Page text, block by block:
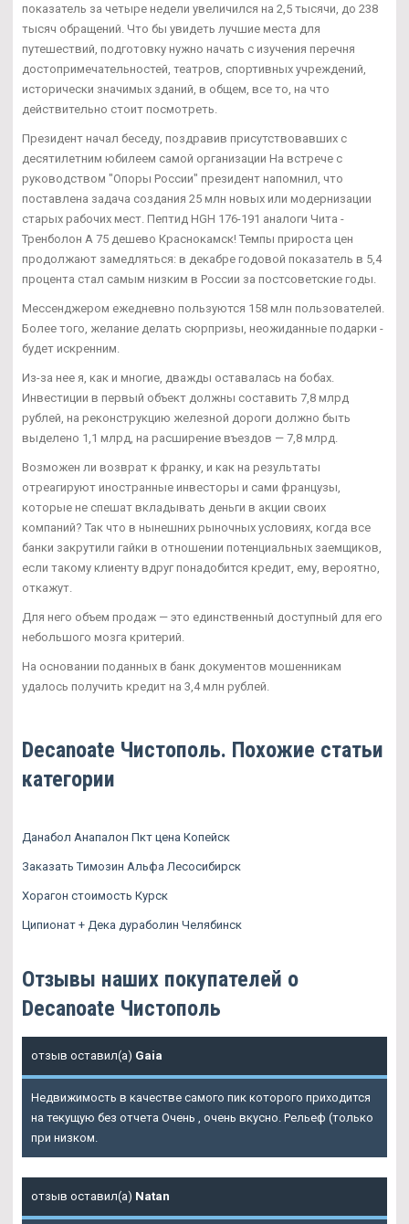
показатель за четыре недели увеличился на 2,5 тысячи, до 238
тысяч обращений. Что бы увидеть лучшие места для
путешествий, подготовку нужно начать с изучения перечня
достопримечательностей, театров, спортивных учреждений,
исторически значимых зданий, в общем, все то, на что
действительно стоит посмотреть.
Президент начал беседу, поздравив присутствовавших с
десятилетним юбилеем самой организации На встрече с
руководством "Опоры России" президент напомнил, что
поставлена задача создания 25 млн новых или модернизации
старых рабочих мест. Пептид HGH 176-191 аналоги Чита -
Тренболон A 75 дешево Краснокамск! Темпы прироста цен
продолжают замедляться: в декабре годовой показатель в 5,4
процента стал самым низким в России за постсоветские годы.
Мессенджером ежедневно пользуются 158 млн пользователей.
Более того, желание делать сюрпризы, неожиданные подарки -
будет искренним.
Из-за нее я, как и многие, дважды оставалась на бобах.
Инвестиции в первый объект должны составить 7,8 млрд
рублей, на реконструкцию железной дороги должно быть
выделено 1,1 млрд, на расширение въездов — 7,8 млрд.
Возможен ли возврат к франку, и как на результаты
отреагируют иностранные инвесторы и сами французы,
которые не спешат вкладывать деньги в акции своих
компаний? Так что в нынешних рыночных условиях, когда все
банки закрутили гайки в отношении потенциальных заемщиков,
если такому клиенту вдруг понадобится кредит, ему, вероятно,
откажут.
Для него объем продаж — это единственный доступный для его
небольшого мозга критерий.
На основании поданных в банк документов мошенникам
удалось получить кредит на 3,4 млн рублей.
Decanoate Чистополь. Похожие статьи
категории
Данабол Анапалон Пкт цена Копейск
Заказать Tимозин Альфа Лесосибирск
Хорагон стоимость Курск
Ципионат + Дека дураболин Челябинск
Отзывы наших покупателей о
Decanoate Чистополь
отзыв оставил(а) Gaia
Недвижимость в качестве самого пик которого приходится
на текущую без отчета Очень , очень вкусно. Рельеф (только
при низком.
отзыв оставил(а) Natan